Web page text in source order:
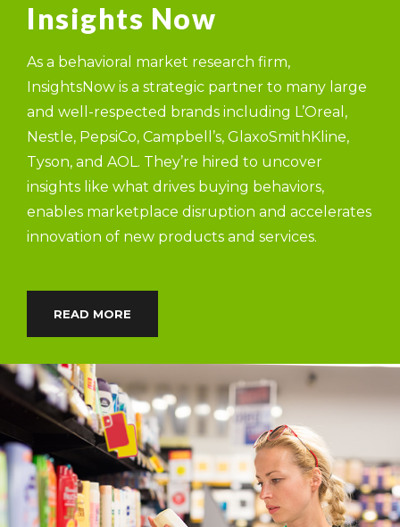
Insights Now
As a behavioral market research firm,
InsightsNow is a strategic partner to many large
and well-respected brands including L’Oreal,
Nestle, PepsiCo, Campbell’s, GlaxoSmithKline,
Tyson, and AOL. They’re hired to uncover
insights like what drives buying behaviors,
enables marketplace disruption and accelerates
innovation of new products and services.
READ MORE